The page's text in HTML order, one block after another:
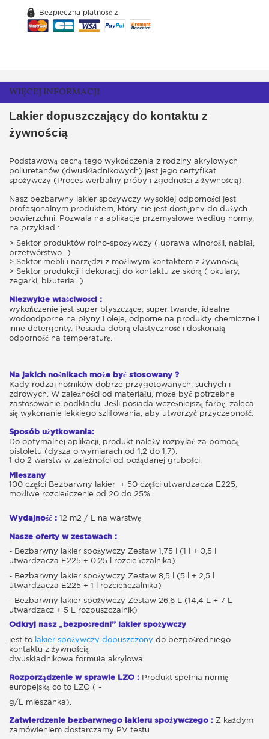
Bezpieczna płatność z
WIĘCEJ INFORMACJI
Lakier dopuszczający do kontaktu z
żywnością
Podstawową cechą tego wykończenia z rodziny akrylowych
poliuretanów (dwuskładnikowych) jest jego certyfikat
spożywczy (Proces werbalny próby i zgodności z żywnością).
Nasz bezbarwny lakier spożywczy wysokiej odporności jest
profesjonalnym produktem, który nie jest dostępny do dużych
powierzchni. Pozwala na aplikacje przemysłowe według normy,
na przykład :
> Sektor produktów rolno-spożywczy ( uprawa winorośli, nabiał,
przetwórstwo...)
> Sektor mebli i narzędzi z możliwym kontaktem z żywnością
> Sektor produkcji i dekoracji do kontaktu ze skórą ( okulary,
zegarki, biżuteria...)
Niezwykłe właściwości :
wykończenie jest super błyszczące, super twarde, idealne
wodoodporne na płyny i oleje, odporne na produkty chemiczne i
inne detergenty. Posiada dobrą elastyczność i doskonałą
odporność na temperaturę.
Na jakich nośnikach może być stosowany ?
Kady rodzaj nośników dobrze przygotowanych, suchych i
zdrowych. W zależności od materiału, może być potrzebne
zastosowanie podkładu. Jeśli posiada wcześniejszą farbę, zaleca
się wykonanie lekkiego szlifowania, aby utworzyć przyczepność.
Sposób użytkowania:
Do optymalnej aplikacji, produkt należy rozpylać za pomocą
pistoletu (dysza o wymiarach od 1,2 do 1,7).
1 do 2 warstw w zależności od pożądanej grubości.
Mieszany
100 części Bezbarwny lakier + 50 części utwardzacza E225,
możliwe rozcieńczenie od 20 do 25%
Wydajność : 12 m2 / L na warstwę
Nasze oferty w zestawach :
- Bezbarwny lakier spożywczy Zestaw 1,75 l (1 l + 0,5 l
utwardzacza E225 + 0,25 l rozcieńczalnika)
- Bezbarwny lakier spożywczy Zestaw 8,5 l (5 l + 2,5 l
utwardzacza E225 + 1 l rozcieńczalnika)
- Bezbarwny lakier spożywczy Zestaw 26,6 L (14,4 L + 7 L
utwardzacz + 5 L rozpuszczalnik)
Odkryj nasz „bezpośredni” lakier spożywczy
jest to lakier spożywczy dopuszczony do bezpośredniego
kontaktu z żywnością
dwuskładnikowa formuła akrylowa
Rozporządzenie w sprawie LZO : Produkt spełnia normę
europejską co to LZO ( -
g/L mieszanka).
Zatwierdzenie bezbarwnego lakieru spożywczego : Z każdym
zamówieniem dostarczamy PV testu